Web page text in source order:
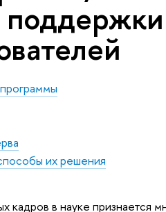
их решения
в науке признается